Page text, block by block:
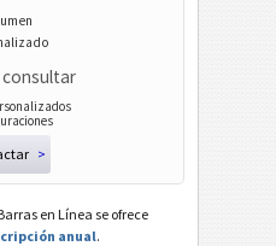
consultar
>
en Línea se ofrece
anual.